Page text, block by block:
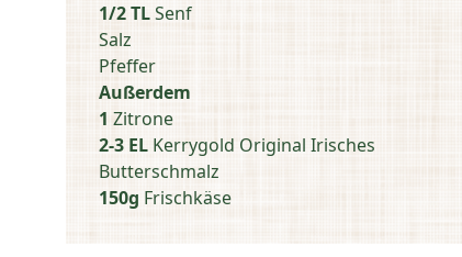
1/2 TLSenf
Salz
Pfeffer
Außerdem
1 Zitrone
2-3 EL Kerrygold Original Irisches
Butterschmalz
150g Frischkäse